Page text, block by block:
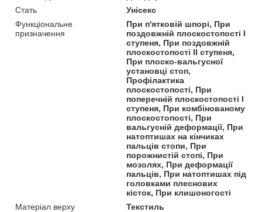
Стать
Унісекс
Функціональне
призначення
При п'ятковій шпорі, При
поздовжній плоскостопості I
ступеня, При поздовжній
плоскостопості II ступеня,
При плоско-вальгусної
установці стоп,
Профілактика
плоскостопості, При
поперечній плоскостопості I
ступеня, При комбінованому
плоскостопості, При
вальгусній деформації, При
натоптишах на кінчиках
пальців стопи, При
порожнистій стопі, При
мозолях, При деформації
пальців, При натоптишах під
головками плеснових
кісток, При клишоногості
Матеріал верху
Текстиль